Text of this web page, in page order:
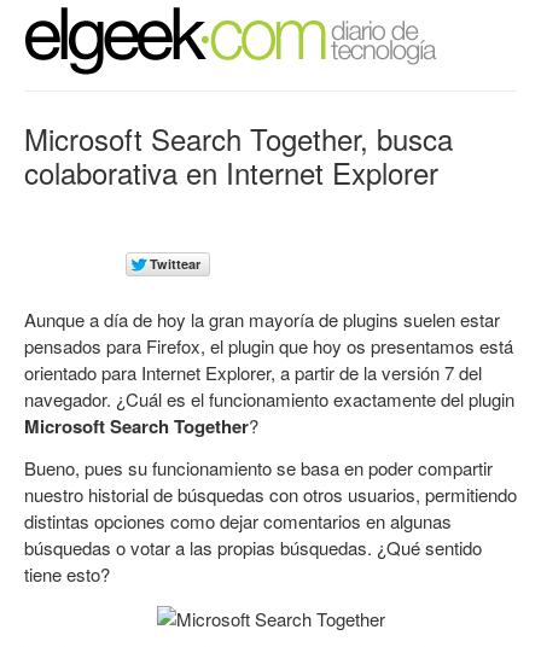
Microsoft Search Together, busca
colaborativa en Internet Explorer
Aunque a día de hoy la gran mayoría de plugins suelen estar
pensados para Firefox, el plugin que hoy os presentamos está
orientado para Internet Explorer, a partir de la versión 7 del
navegador. ¿Cuál es el funcionamiento exactamente del plugin
Microsoft Search Together?
Bueno, pues su funcionamiento se basa en poder compartir
nuestro historial de búsquedas con otros usuarios, permitiendo
distintas opciones como dejar comentarios en algunas
búsquedas o votar a las propias búsquedas. ¿Qué sentido
tiene esto?